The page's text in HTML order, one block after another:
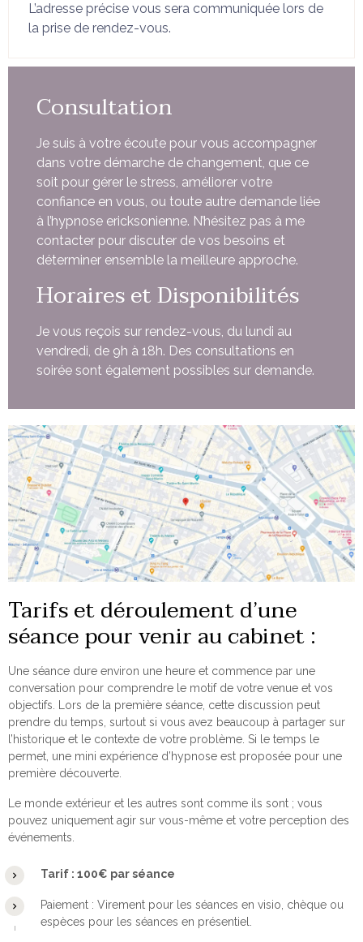
L’adresse précise vous sera communiquée lors de
la prise de rendez-vous.
Consultation
Je suis à votre écoute pour vous accompagner
dans votre démarche de changement, que ce
soit pour gérer le stress, améliorer votre
confiance en vous, ou toute autre demande liée
à l’hypnose ericksonienne. N’hésitez pas à me
contacter pour discuter de vos besoins et
déterminer ensemble la meilleure approche.
Horaires et Disponibilités
Je vous reçois sur rendez-vous, du lundi au
vendredi, de 9h à 18h. Des consultations en
soirée sont également possibles sur demande.
Tarifs et déroulement d’une
séance pour venir au cabinet :
Une séance dure environ une heure et commence par une
conversation pour comprendre le motif de votre venue et vos
objectifs. Lors de la première séance, cette discussion peut
prendre du temps, surtout si vous avez beaucoup à partager sur
l’historique et le contexte de votre problème. Si le temps le
permet, une mini expérience d’hypnose est proposée pour une
première découverte.
Le monde extérieur et les autres sont comme ils sont ; vous
pouvez uniquement agir sur vous-même et votre perception des
événements.
Tarif : 100€ par séance
Paiement : Virement pour les séances en visio, chèque ou
espèces pour les séances en présentiel.